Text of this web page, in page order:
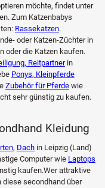
möchte, findet unter
Zum Katzenbabys
Rassekatzen.
oder Katzen-Züchter in
oder die Katzen kaufen.
Reitpartnerin
Ponys, Kleinpferde
Zubehör für Pferdewie
sehr günstig zu kaufen.
Kleidung
, Dachin Leipzig (Land)
Computer wie Laptops
kaufen.Wer attraktive
secondhand über